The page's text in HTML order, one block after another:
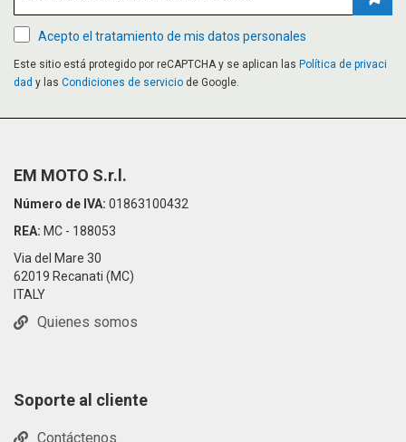
Acepto el tratamiento de mis datos personales
Este sitio está protegido por reCAPTCHA y se aplican las Política de privaci
dad y las Condiciones de servicio de Google.
EM MOTO S.r.l.
Número de IVA: 01863100432
REA: MC - 188053
Via del Mare 30
62019 Recanati (MC)
ITALY
Quienes somos
Soporte al cliente
Contáctenos